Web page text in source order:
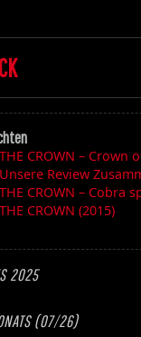
2025
(07/26)
THE CROWN – Crown
Unsere Review
THE CROWN – Cobra
THE CROWN (2015)